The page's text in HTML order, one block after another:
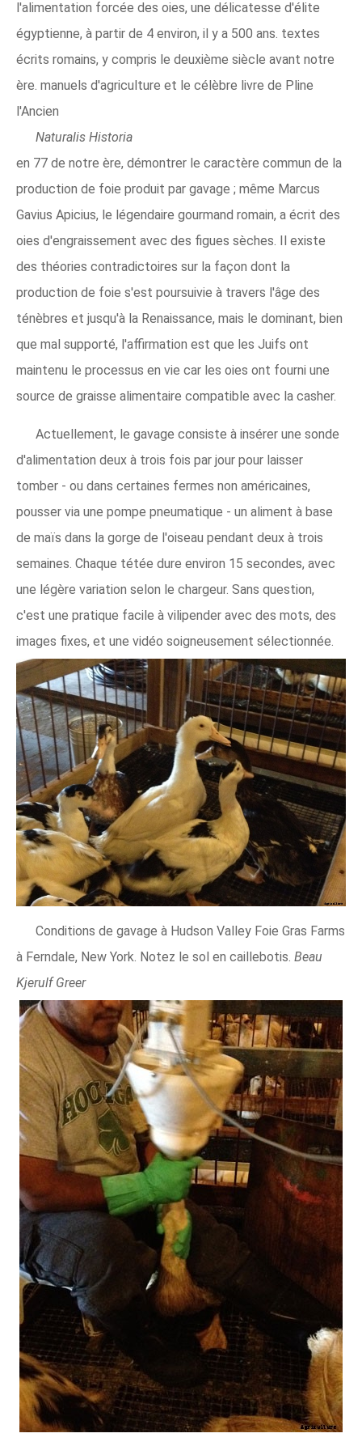
l'alimentation forcée des oies, une délicatesse d'élite
égyptienne, à partir de 4 environ, il y a 500 ans. textes
écrits romains, y compris le deuxième siècle avant notre
ère. manuels d'agriculture et le célèbre livre de Pline
l'Ancien
Naturalis Historia
en 77 de notre ère, démontrer le caractère commun de la
production de foie produit par gavage ; même Marcus
Gavius ​​Apicius, le légendaire gourmand romain, a écrit des
oies d'engraissement avec des figues sèches. Il existe
des théories contradictoires sur la façon dont la
production de foie s'est poursuivie à travers l'âge des
ténèbres et jusqu'à la Renaissance, mais le dominant, bien
que mal supporté, l'affirmation est que les Juifs ont
maintenu le processus en vie car les oies ont fourni une
source de graisse alimentaire compatible avec la casher.
Actuellement, le gavage consiste à insérer une sonde
d'alimentation deux à trois fois par jour pour laisser
tomber - ou dans certaines fermes non américaines,
pousser via une pompe pneumatique - un aliment à base
de maïs dans la gorge de l'oiseau pendant deux à trois
semaines. Chaque tétée dure environ 15 secondes, avec
une légère variation selon le chargeur. Sans question,
c'est une pratique facile à vilipender avec des mots, des
images fixes, et une vidéo soigneusement sélectionnée.
Conditions de gavage à Hudson Valley Foie Gras Farms
à Ferndale, New York. Notez le sol en caillebotis. Beau
Kjerulf Greer